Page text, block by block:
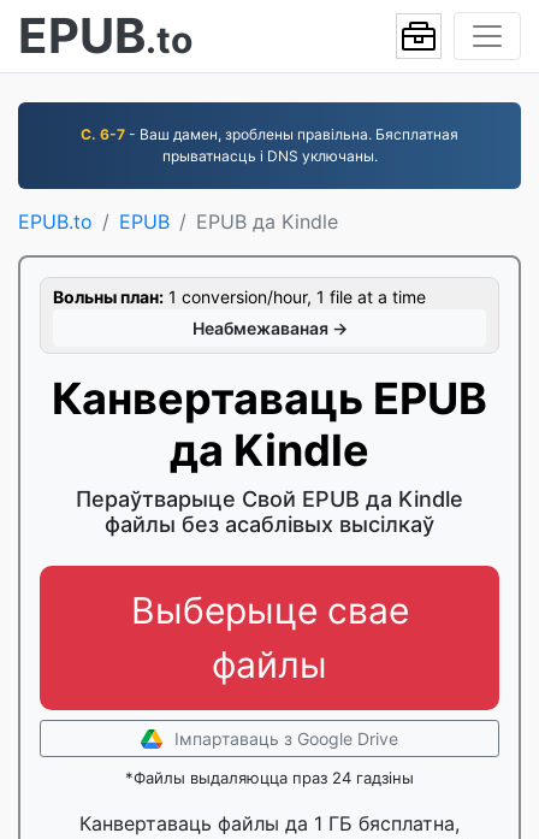
EPUB.to
С. 6-7 - Ваш дамен, зроблены правільна. Бясплатная
прыватнасць і DNS уключаны.
EPUB.to EPUB EPUB да Kindle
Вольны план: 1 conversion/hour, 1 file at a time
Неабмежаваная →
Канвертаваць EPUB
да Kindle
Пераўтварыце Свой EPUB да Kindle
файлы без асаблівых высілкаў
Выберыце свае
файлы
Імпартаваць з Google Drive
*Файлы выдаляюцца праз 24 гадзіны
Канвертаваць файлы да 1 ГБ бясплатна,